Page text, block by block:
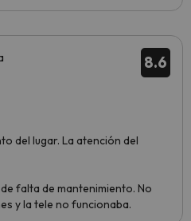
8.6
del lugar. La atención del
falta de mantenimiento. No
y la tele no funcionaba.